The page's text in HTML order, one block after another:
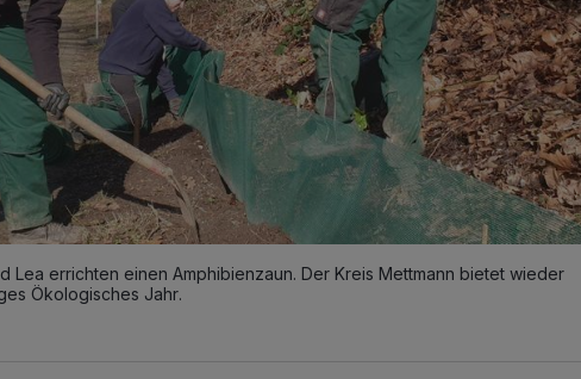
Lea errichten einen Amphibienzaun. Der Kreis Mettmann bietet wieder
Ökologisches Jahr.